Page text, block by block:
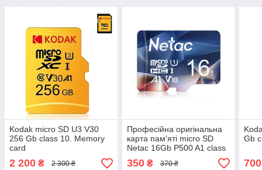
Kodak micro SD U3 V30
256 Gb class 10. Memory
card
2 200 ₴ 2 300 ₴
Професійна оригінальна
карта пам'яті micro SD
Netac 16Gb P500 A1 class
10.
350₴ 370 ₴
Gb
700